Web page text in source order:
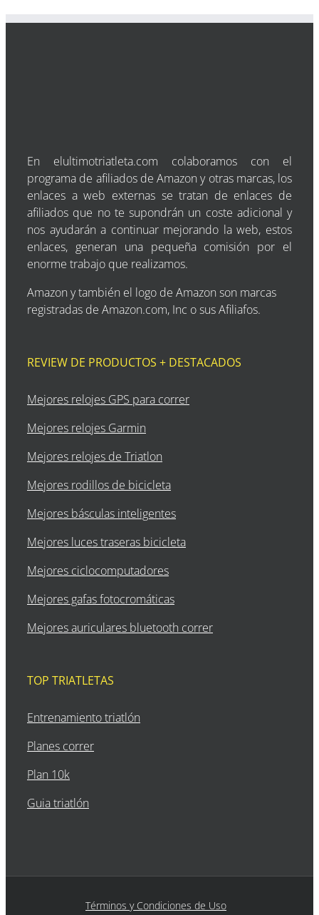
En elultimotriatleta.com colaboramos con el
programa de afiliados de Amazon y otras marcas, los
enlaces a web externas se tratan de enlaces de
afiliados que no te supondrán un coste adicional y
nos ayudarán a continuar mejorando la web, estos
enlaces, generan una pequeña comisión por el
enorme trabajo que realizamos.
Amazon y también el logo de Amazon son marcas
registradas de Amazon.com, Inc o sus Afiliafos.
REVIEW DE PRODUCTOS + DESTACADOS
Mejores relojes GPS para correr
Mejores relojes Garmin
Mejores relojes de Triatlon
Mejores rodillos de bicicleta
Mejores básculas inteligentes
Mejores luces traseras bicicleta
Mejores ciclocomputadores
Mejores gafas fotocromáticas
Mejores auriculares bluetooth correr
TOP TRIATLETAS
Entrenamiento triatlón
Planes correr
Plan 10k
Guia triatlón
Términos y Condiciones de Uso